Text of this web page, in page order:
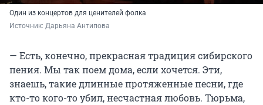
Один из концертов для ценителей фолка
Источник: Дарьяна Антипова
— Есть, конечно, прекрасная традиция сибирского
пения. Мы так поем дома, если хочется. Эти,
знаешь, такие длинные протяженные песни, где
кто-то кого-то убил, несчастная любовь. Тюрьма,